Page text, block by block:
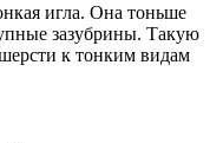
игла. Она тоньше
зазубрины. Такую
к тонким видам